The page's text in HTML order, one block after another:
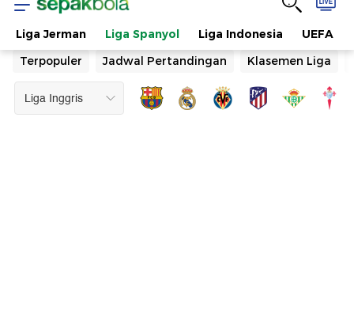
Liga Jerman Liga Spanyol Liga Indonesia UEFA
Terpopuler
Jadwal Pertandingan Klasemen Liga